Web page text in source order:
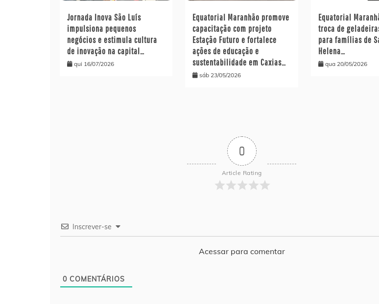
Jornada Inova São Luís
impulsiona pequenos
negócios e estimula cultura
de inovação na capital…
qui 16/07/2026
Equatorial Maranhão promove
capacitação com projeto
Estação Futuro e fortalece
ações de educação e
sustentabilidade em Caxias…
sáb 23/05/2026
Equatorial
troca de
para famílias de
Helena…
qua 20/05/2026
0
Article Rating
Inscrever-se
Acessar para comentar
0 COMENTÁRIOS